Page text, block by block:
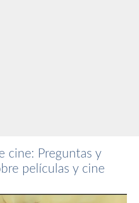
cine: Preguntas y
películas y cine